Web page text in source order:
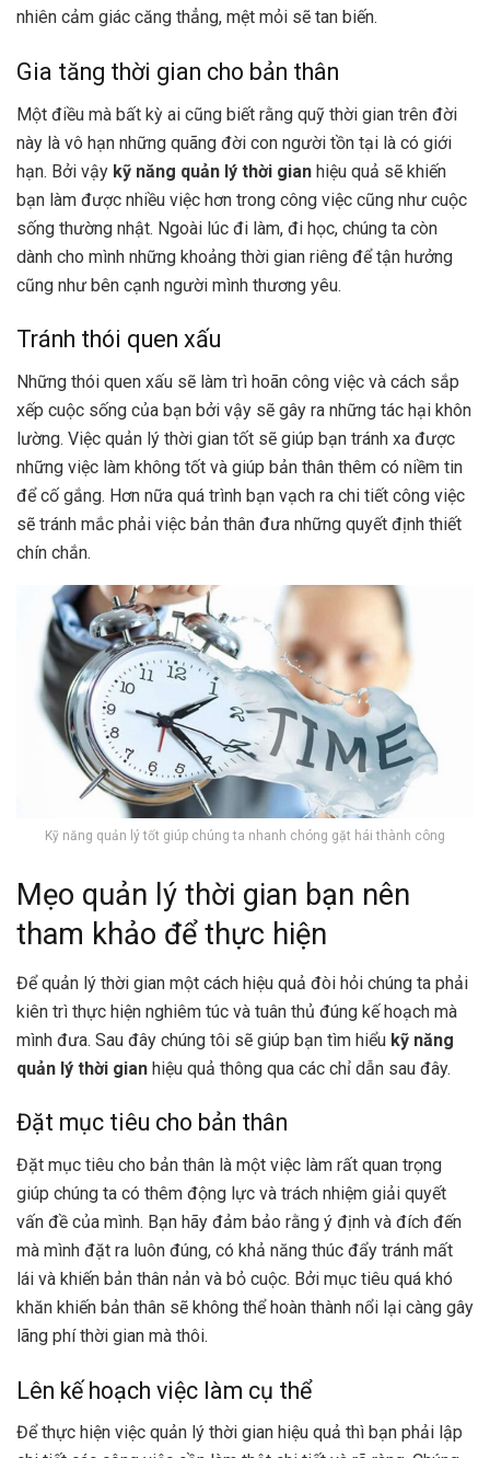
nhiên cảm giác căng thẳng, mệt mỏi sẽ tan biến.
Gia tăng thời gian cho bản thân
Một điều mà bất kỳ ai cũng biết rằng quỹ thời gian trên đời
này là vô hạn những quãng đời con người tồn tại là có giới
hạn. Bởi vậy kỹ năng quản lý thời gian hiệu quả sẽ khiến
bạn làm được nhiều việc hơn trong công việc cũng như cuộc
sống thường nhật. Ngoài lúc đi làm, đi học, chúng ta còn
dành cho mình những khoảng thời gian riêng để tận hưởng
cũng như bên cạnh người mình thương yêu.
Tránh thói quen xấu
Những thói quen xấu sẽ làm trì hoãn công việc và cách sắp
xếp cuộc sống của bạn bởi vậy sẽ gây ra những tác hại khôn
lường. Việc quản lý thời gian tốt sẽ giúp bạn tránh xa được
những việc làm không tốt và giúp bản thân thêm có niềm tin
để cố gắng. Hơn nữa quá trình bạn vạch ra chi tiết công việc
sẽ tránh mắc phải việc bản thân đưa những quyết định thiết
chín chắn.
Kỹ năng quản lý tốt giúp chúng ta nhanh chóng gặt hái thành công
Mẹo quản lý thời gian bạn nên
tham khảo để thực hiện
Để quản lý thời gian một cách hiệu quả đòi hỏi chúng ta phải
kiên trì thực hiện nghiêm túc và tuân thủ đúng kế hoạch mà
mình đưa. Sau đây chúng tôi sẽ giúp bạn tìm hiểu kỹ năng
quản lý thời gian hiệu quả thông qua các chỉ dẫn sau đây.
Đặt mục tiêu cho bản thân
Đặt mục tiêu cho bản thân là một việc làm rất quan trọng
giúp chúng ta có thêm động lực và trách nhiệm giải quyết
vấn đề của mình. Bạn hãy đảm bảo rằng ý định và đích đến
mà mình đặt ra luôn đúng, có khả năng thúc đẩy tránh mất
lái và khiến bản thân nản và bỏ cuộc. Bởi mục tiêu quá khó
khăn khiến bản thân sẽ không thể hoàn thành nổi lại càng gây
lãng phí thời gian mà thôi.
Lên kế hoạch việc làm cụ thể
Để thực hiện việc quản lý thời gian hiệu quả thì bạn phải lập